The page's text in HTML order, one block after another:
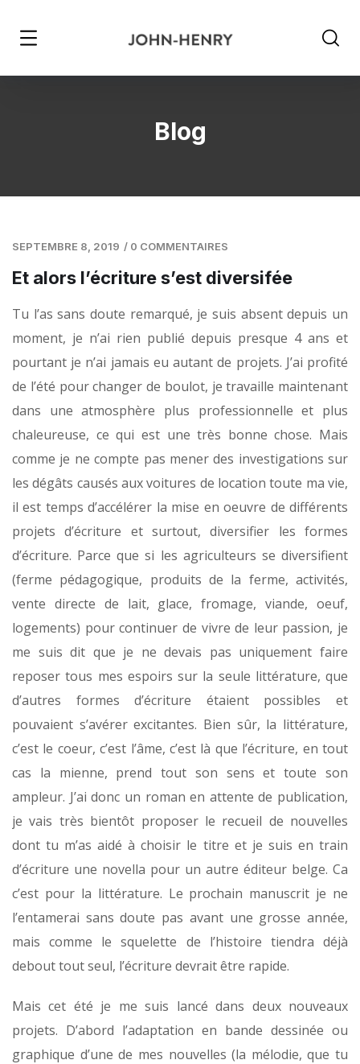
Blog
SEPTEMBRE 8, 2019 / 0 COMMENTAIRES
Et alors l’écriture s’est diversifée
Tu l’as sans doute remarqué, je suis absent depuis un
moment, je n’ai rien publié depuis presque 4 ans et
pourtant je n’ai jamais eu autant de projets. J’ai profité
de l’été pour changer de boulot, je travaille maintenant
dans une atmosphère plus professionnelle et plus
chaleureuse, ce qui est une très bonne chose. Mais
comme je ne compte pas mener des investigations sur
les dégâts causés aux voitures de location toute ma vie,
il est temps d’accélérer la mise en oeuvre de différents
projets d’écriture et surtout, diversifier les formes
d’écriture. Parce que si les agriculteurs se diversifient
(ferme pédagogique, produits de la ferme, activités,
vente directe de lait, glace, fromage, viande, oeuf,
logements) pour continuer de vivre de leur passion, je
me suis dit que je ne devais pas uniquement faire
reposer tous mes espoirs sur la seule littérature, que
d’autres formes d’écriture étaient possibles et
pouvaient s’avérer excitantes. Bien sûr, la littérature,
c’est le coeur, c’est l’âme, c’est là que l’écriture, en tout
cas la mienne, prend tout son sens et toute son
ampleur. J’ai donc un roman en attente de publication,
je vais très bientôt proposer le recueil de nouvelles
dont tu m’as aidé à choisir le titre et je suis en train
d’écriture une novella pour un autre éditeur belge. Ca
c’est pour la littérature. Le prochain manuscrit je ne
l’entamerai sans doute pas avant une grosse année,
mais comme le squelette de l’histoire tiendra déjà
debout tout seul, l’écriture devrait être rapide.
Mais cet été je me suis lancé dans deux nouveaux
projets. D’abord l’adaptation en bande dessinée ou
graphique d’une de mes nouvelles (la mélodie, que tu